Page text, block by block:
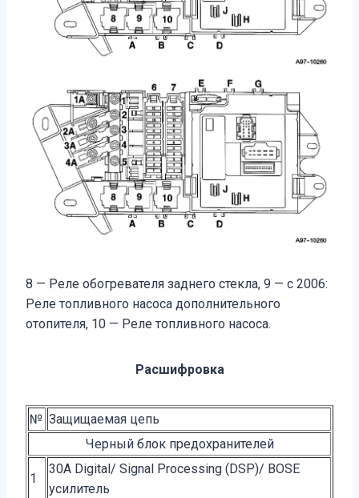
8 — Реле обогревателя заднего стекла, 9 — с 2006:
Реле топливного насоса дополнительного
отопителя, 10 — Реле топливного насоса.
Расшифровка
№ Защищаемая цепь
Черный блок предохранителей
1
30A Digital/ Signal Processing (DSP)/ BOSE
усилитель